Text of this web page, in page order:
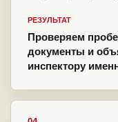
РЕЗУЛЬТАТ
Проверяем
документы и
инспектору